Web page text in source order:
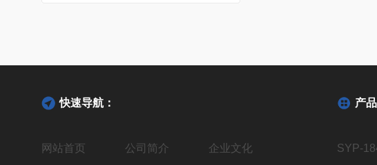
快速导航：
网站首页 公司简介 企业文化
产